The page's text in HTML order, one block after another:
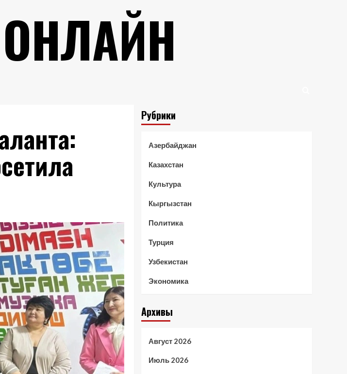
Рубрики
Азербайджан
Казахстан
Культура
Кыргызстан
Политика
Турция
Узбекистан
Экономика
Архивы
Август 2026
Июль 2026